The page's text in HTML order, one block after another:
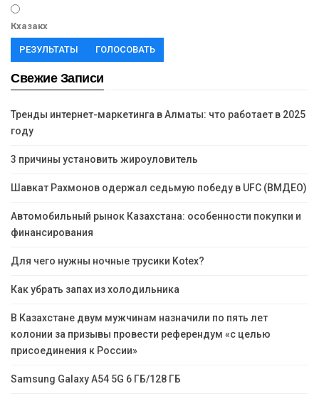
Кхазакх
РЕЗУЛЬТАТЫ ГОЛОСОВАТЬ
Свежие Записи
Тренды интернет-маркетинга в Алматы: что работает в 2025
году
3 причины установить жироуловитель
Шавкат Рахмонов одержал седьмую победу в UFC (ВМДЕО)
Автомобильный рынок Казахстана: особенности покупки и
финансирования
Для чего нужны ночные трусики Kotex?
Как убрать запах из холодильника
В Казахстане двум мужчинам назначили по пять лет
колонии за призывы провести референдум «с целью
присоединения к России»
Samsung Galaxy A54 5G 6 ГБ/128 ГБ